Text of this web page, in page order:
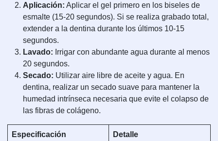
Aplicación: Aplicar el gel primero en los biseles de
esmalte (15-20 segundos). Si se realiza grabado total,
extender a la dentina durante los últimos 10-15
segundos.
Lavado: Irrigar con abundante agua durante al menos
20 segundos.
Secado: Utilizar aire libre de aceite y agua. En
dentina, realizar un secado suave para mantener la
humedad intrínseca necesaria que evite el colapso de
las fibras de colágeno.
Especificación Detalle